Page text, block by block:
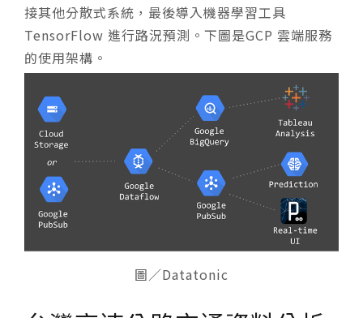
接其他分散式系統，最後導入機器學習工具
TensorFlow 進行路況預測。下圖是GCP 雲端服務
的使用架構。
圖／Datatonic